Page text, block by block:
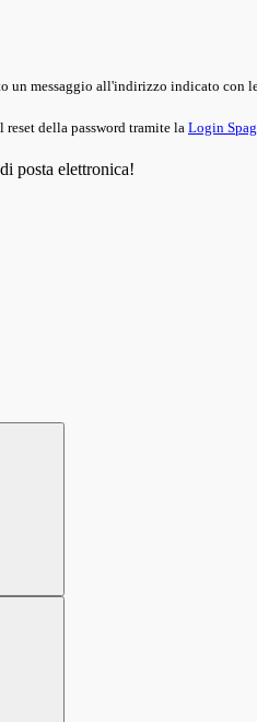
un messaggio all'indirizzo indicato con
della password tramite la Login
posta elettronica!